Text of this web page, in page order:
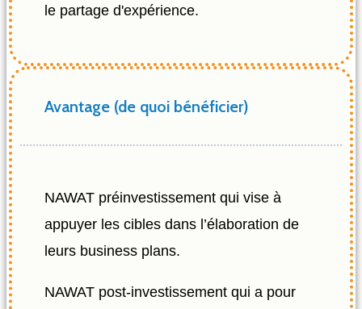
le partage d'expérience.
Avantage (de quoi bénéficier)
NAWAT préinvestissement qui vise à
appuyer les cibles dans l’élaboration de
leurs business plans.
NAWAT post-investissement qui a pour